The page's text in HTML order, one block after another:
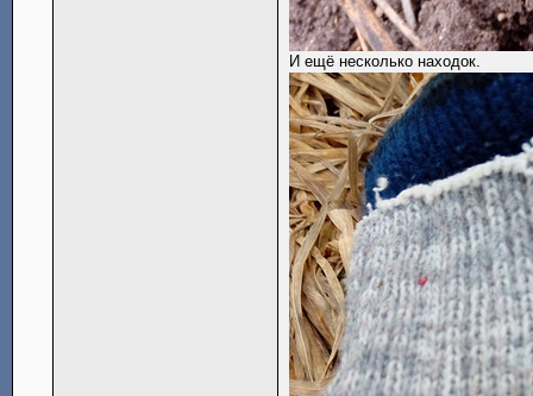
И ещё несколько находок.